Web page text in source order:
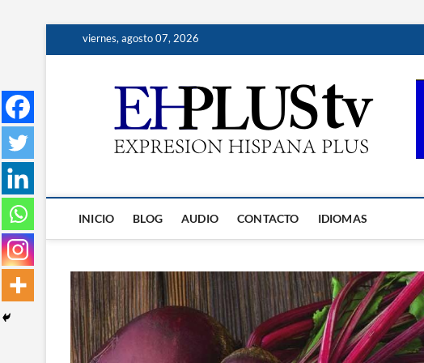
viernes, agosto 07, 2026
INICIO BLOG AUDIO CONTACTO IDIOMAS